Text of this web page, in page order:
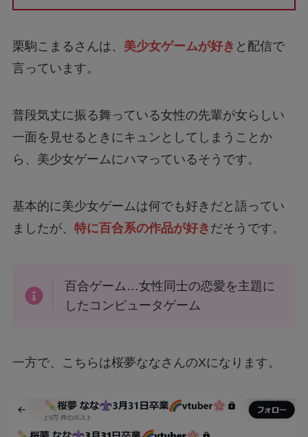
栗駒こまるさんは、 美少女ゲームが好き と配信で
言っています。
普段気丈に振る舞っている女性の先輩が女らしい
一面を見せるときにキュンとしてしまうことか
ら、美少女ゲームにハマっているそうです。
基本的に美少女ゲームは何でも好きだと語ってい
ましたが、 特に百合系の作品が好き だそうです。
百合ゲーム…女性同士の恋愛を主題に
したコンピュータゲーム
一方で、こちらは桜夢ななさんのXになります。